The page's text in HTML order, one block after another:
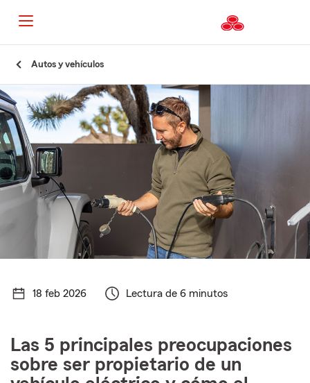
Autos y vehículos
18 feb 2026 Lectura de 6 minutos
Las 5 principales preocupaciones
sobre ser propietario de un